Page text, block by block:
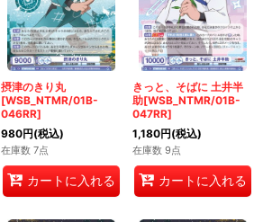
摂津のきり丸
[WSB_NTMR/01B-
046RR]
980円(税込)
在庫数 7点
カートに入れる
きっと、そばに 土井半
助[WSB_NTMR/01B-
047RR]
1,180円(税込)
在庫数 9点
カートに入れる